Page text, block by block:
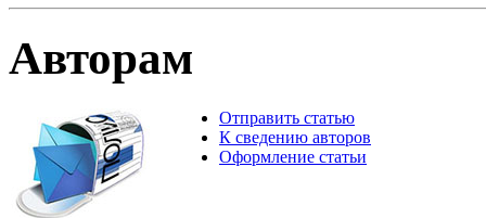
Авторам
Отправить статью
К сведению авторов
Оформление статьи